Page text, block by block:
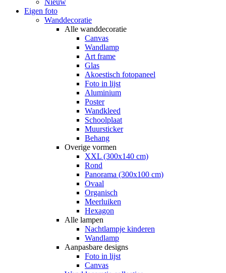
Eigen foto
Wanddecoratie
Alle wanddecoratie
Canvas
Wandlamp
Art frame
Glas
Akoestisch fotopaneel
Foto in lijst
Aluminium
Poster
Wandkleed
Schoolplaat
Muursticker
Behang
Overige vormen
XXL (300x140 cm)
Rond
Panorama (300x100 cm)
Ovaal
Organisch
Meerluiken
Hexagon
Alle lampen
Nachtlampje kinderen
Wandlamp
Aanpasbare designs
Foto in lijst
Canvas